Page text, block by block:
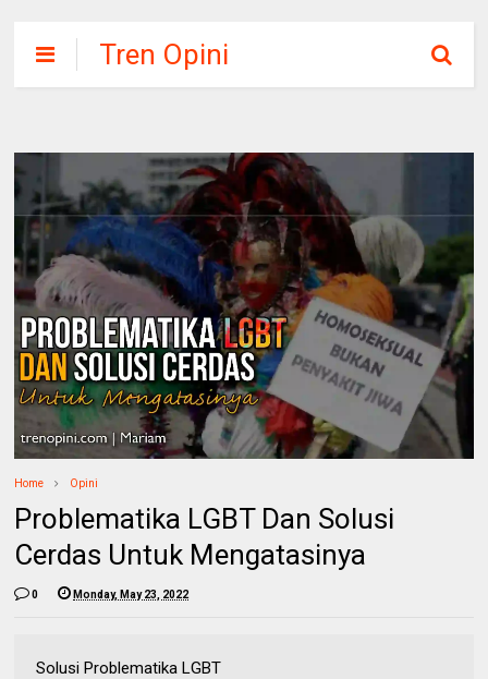
Tren Opini
Home Opini
Problematika LGBT Dan Solusi
Cerdas Untuk Mengatasinya
0 Monday, May 23, 2022
Solusi Problematika LGBT